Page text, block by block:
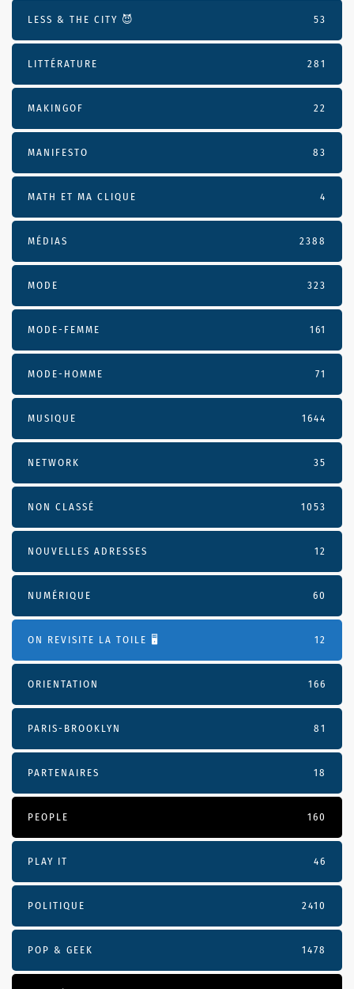
LESS & THE CITY 😈 53
LITTÉRATURE 281
MAKINGOF 22
MANIFESTO 83
MATH ET MA CLIQUE 4
MÉDIAS 2388
MODE 323
MODE-FEMME 161
MODE-HOMME 71
MUSIQUE 1644
NETWORK 35
NON CLASSÉ 1053
NOUVELLES ADRESSES 12
NUMÉRIQUE 60
ON REVISITE LA TOILE 🖥️ 12
ORIENTATION 166
PARIS-BROOKLYN 81
PARTENAIRES 18
PEOPLE 160
PLAY IT 46
POLITIQUE 2410
POP & GEEK 1478